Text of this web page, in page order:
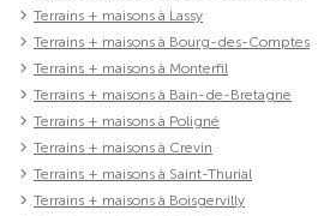
Terrains + maisons à Lassy
Terrains + maisons à Bourg-des-Comptes
Terrains + maisons à Monterfil
Terrains + maisons à Bain-de-Bretagne
Terrains + maisons à Poligné
Terrains + maisons à Crevin
Terrains + maisons à Saint-Thurial
Terrains + maisons à Boisgervilly